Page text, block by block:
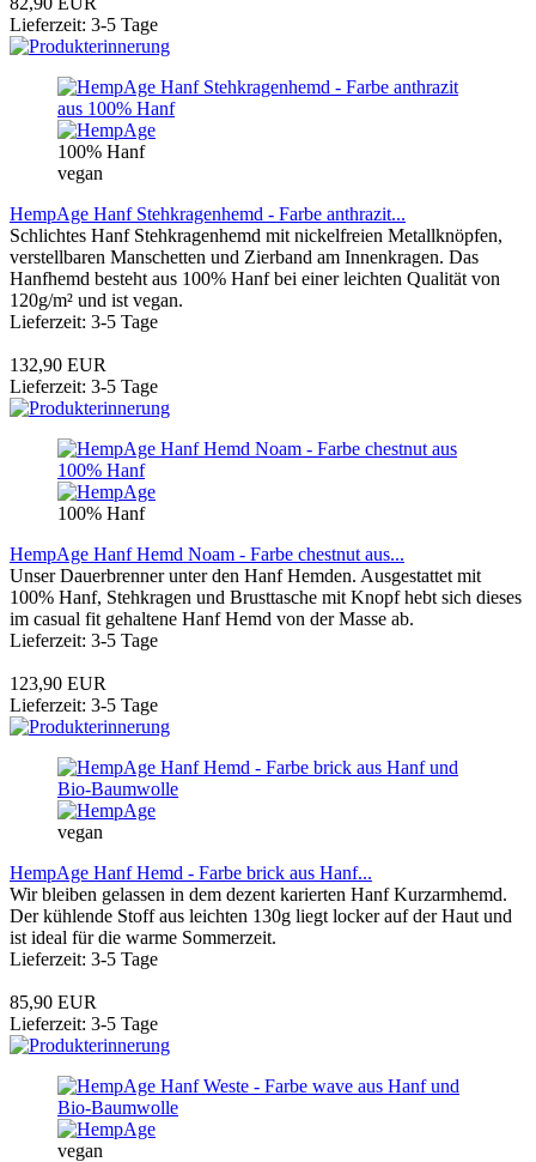
Lieferzeit: 3-5 Tage
100% Hanf
vegan
HempAge Hanf Stehkragenhemd - Farbe anthrazit...
Schlichtes Hanf Stehkragenhemd mit nickelfreien Metallknöpfen,
verstellbaren Manschetten und Zierband am Innenkragen. Das
Hanfhemd besteht aus 100% Hanf bei einer leichten Qualität von
120g/m² und ist vegan.
Lieferzeit: 3-5 Tage
132,90 EUR
Lieferzeit: 3-5 Tage
100% Hanf
HempAge Hanf Hemd Noam - Farbe chestnut aus...
Unser Dauerbrenner unter den Hanf Hemden. Ausgestattet mit
100% Hanf, Stehkragen und Brusttasche mit Knopf hebt sich dieses
im casual fit gehaltene Hanf Hemd von der Masse ab.
Lieferzeit: 3-5 Tage
123,90 EUR
Lieferzeit: 3-5 Tage
vegan
HempAge Hanf Hemd - Farbe brick aus Hanf...
Wir bleiben gelassen in dem dezent karierten Hanf Kurzarmhemd.
Der kühlende Stoff aus leichten 130g liegt locker auf der Haut und
ist ideal für die warme Sommerzeit.
Lieferzeit: 3-5 Tage
85,90 EUR
Lieferzeit: 3-5 Tage
vegan